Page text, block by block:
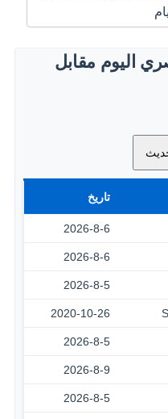
اليوم مقابل
تاريخ
2026-8-6
2026-8-6
2026-8-5
2020-10-26
2026-8-5
2026-8-9
2026-8-5